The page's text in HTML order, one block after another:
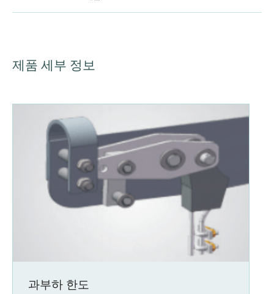
제품 세부 정보
과부하 한도